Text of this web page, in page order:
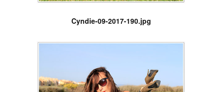
Cyndie-09-2017-190.jpg